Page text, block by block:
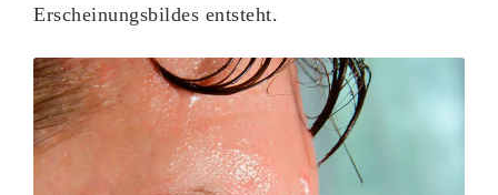
Hilfe & Kontakt
Mein Konto
Freundschaftsprogramm
ZUM NEWSLETTER ANMELDEN UND
10% RABATT SICHERN!
Erscheinungsbildes entsteht.